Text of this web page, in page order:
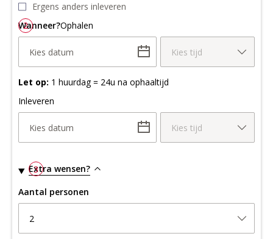
Ergens anders inleveren
2
Wanneer?Ophalen
Kies datum Kies tijd
Let op: 1 huurdag = 24u na ophaaltijd
Inleveren
Kies datum Kies tijd
3
Extra wensen?
Aantal personen
2